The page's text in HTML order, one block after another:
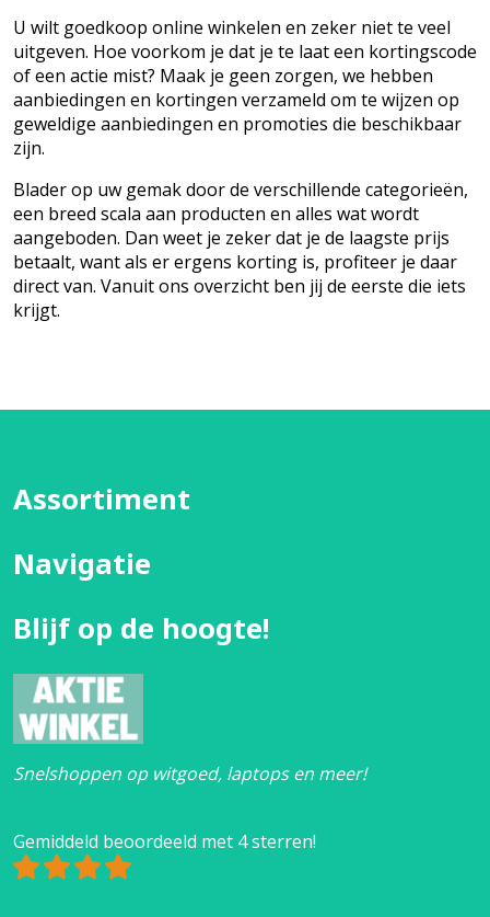
U wilt goedkoop online winkelen en zeker niet te veel
uitgeven. Hoe voorkom je dat je te laat een kortingscode
of een actie mist? Maak je geen zorgen, we hebben
aanbiedingen en kortingen verzameld om te wijzen op
geweldige aanbiedingen en promoties die beschikbaar
zijn.
Blader op uw gemak door de verschillende categorieën,
een breed scala aan producten en alles wat wordt
aangeboden. Dan weet je zeker dat je de laagste prijs
betaalt, want als er ergens korting is, profiteer je daar
direct van. Vanuit ons overzicht ben jij de eerste die iets
krijgt.
Assortiment
Navigatie
Blijf op de hoogte!
Snelshoppen op witgoed, laptops en meer!
Gemiddeld beoordeeld met 4 sterren!